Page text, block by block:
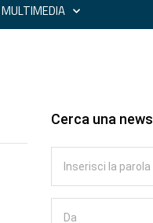
MULTIMEDIA
Cerca una news